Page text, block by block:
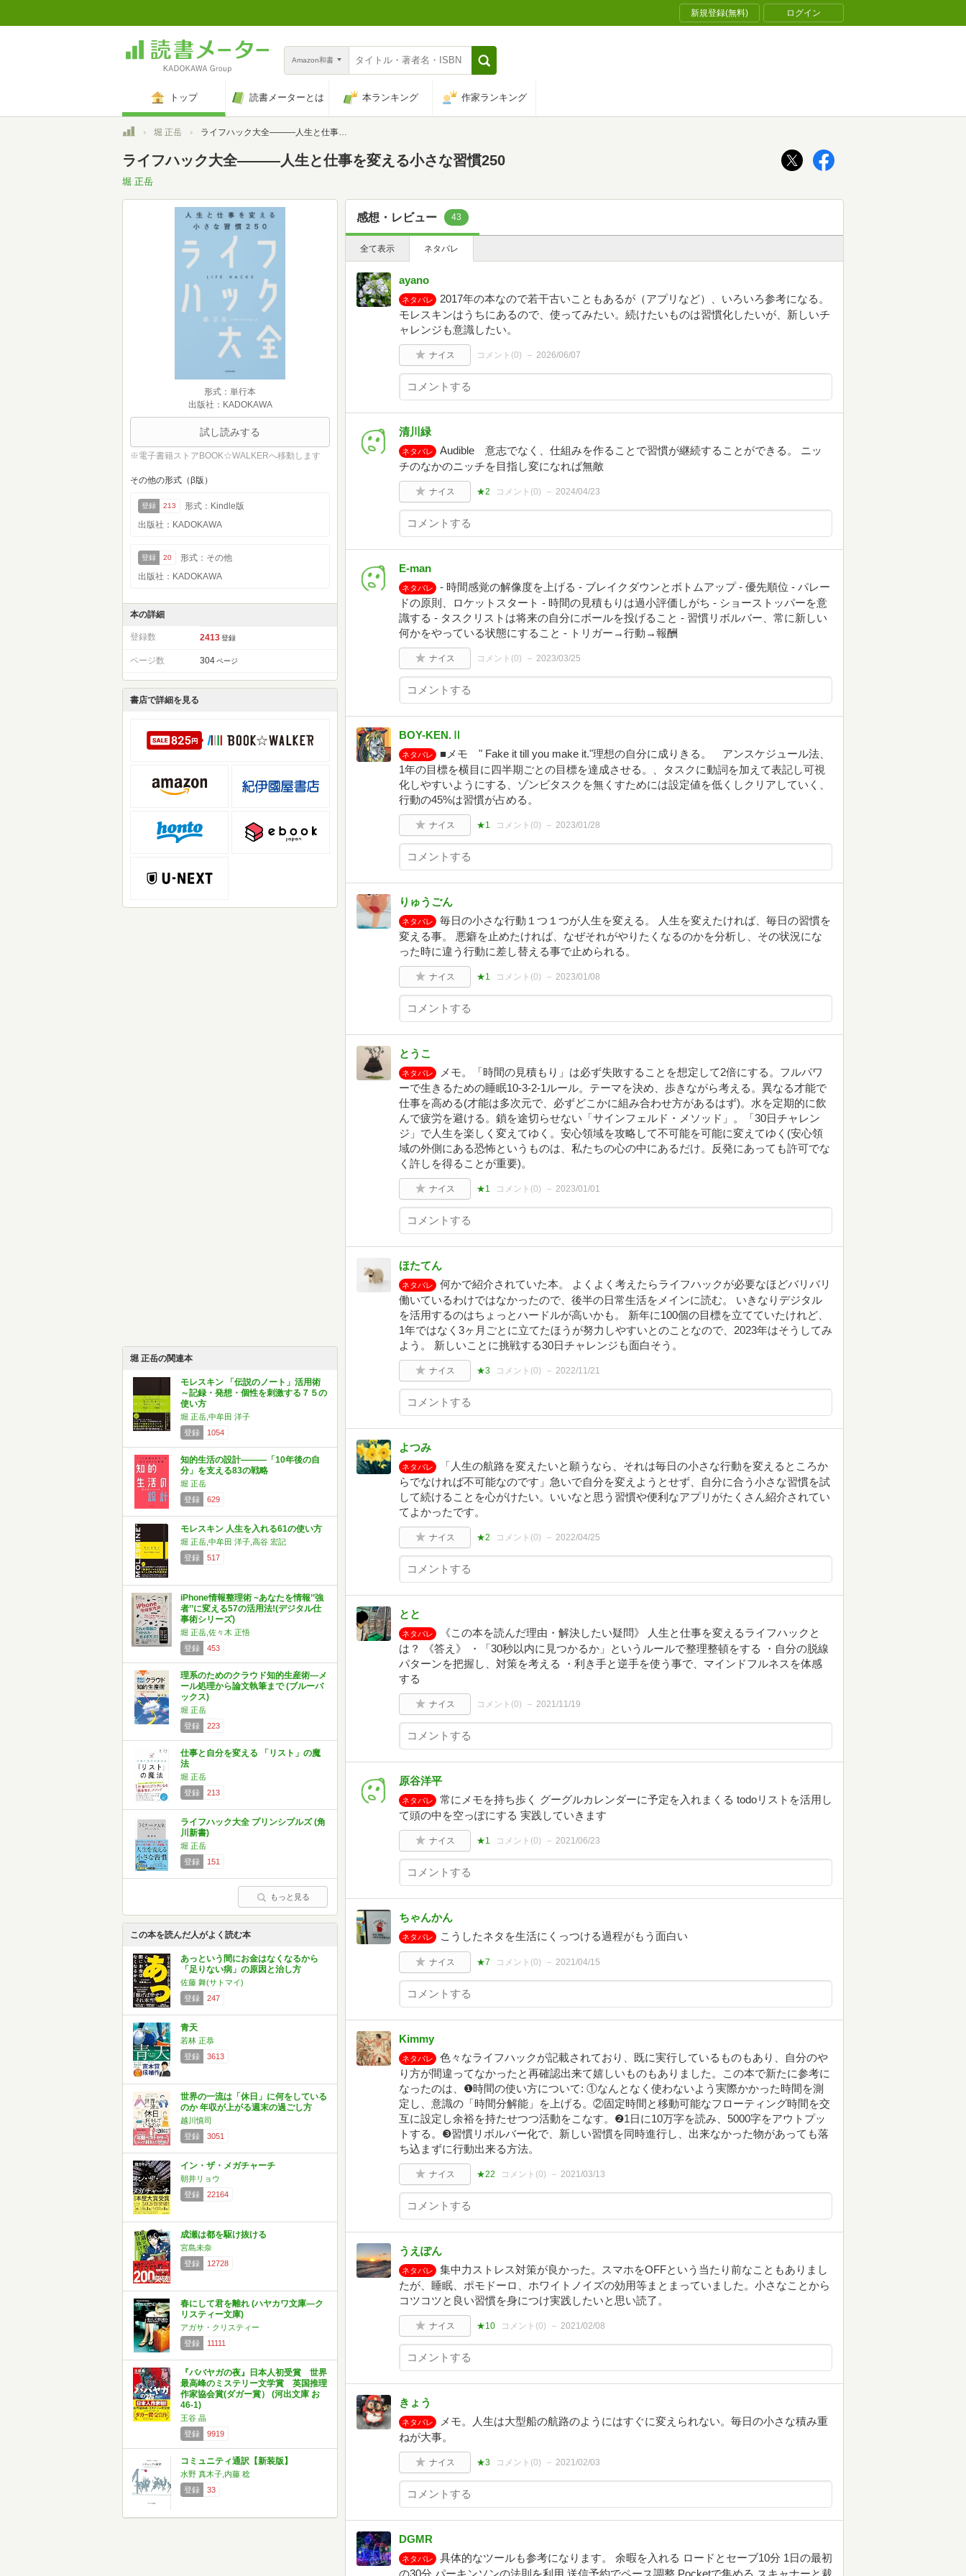
新規登録(無料) ログイン
Amazon和書
トップ 読書メーターとは 本ランキング 作家ランキング
トップ堀 正岳 ライフハック大全―――人生と仕事を変える小さな習慣250
ライフハック大全―――人生と仕事を変える小さな習慣250
堀 正岳
形式：単行本
出版社：KADOKAWA
試し読みする
※電子書籍ストアBOOK☆WALKERへ移動します
その他の形式（β版）
登録 213
形式：Kindle版
出版社：KADOKAWA
登録 20
形式：その他
出版社：KADOKAWA
本の詳細
登録数 2413 登録
ページ数 304 ページ
書店で詳細を見る
堀 正岳の関連本
モレスキン 「伝説のノート」活用術
～記録・発想・個性を刺激する７５の
使い方
堀 正岳,中牟田 洋子
登録
1054
知的生活の設計―――「10年後の自
分」を支える83の戦略
堀 正岳
登録
629
モレスキン 人生を入れる61の使い方
堀 正岳,中牟田 洋子,高谷 宏記
登録
517
iPhone情報整理術 ~あなたを情報’’強
者’’に変える57の活用法!(デジタル仕
事術シリーズ)
堀 正岳,佐々木 正悟
登録
453
理系のためのクラウド知的生産術―メ
ール処理から論文執筆まで (ブルーバ
ックス)
堀 正岳
登録
223
仕事と自分を変える 「リスト」の魔
法
堀 正岳
登録
213
ライフハック大全 プリンシプルズ (角
川新書)
堀 正岳
登録
151
もっと見る
この本を読んだ人がよく読む本
あっという間にお金はなくなるから
「足りない病」の原因と治し方
佐藤 舞(サトマイ)
登録
247
青天
若林 正恭
登録
3613
世界の一流は「休日」に何をしている
のか 年収が上がる週末の過ごし方
越川慎司
登録
3051
イン・ザ・メガチャーチ
朝井リョウ
登録
22164
成瀬は都を駆け抜ける
宮島未奈
登録
12728
春にして君を離れ (ハヤカワ文庫―ク
リスティー文庫)
アガサ・クリスティー
登録
11111
『ババヤガの夜』日本人初受賞 世界
最高峰のミステリー文学賞 英国推理
作家協会賞(ダガー賞） (河出文庫 お
46-1)
王谷 晶
登録
9919
コミュニティ通訳【新装版】
水野 真木子,内藤 稔
登録
33
感想・レビュー 43
全て表示 ネタバレ
ayano
ネタバレ
2017年の本なので若干古いこともあるが（アプリなど）、いろいろ参考になる。
モレスキンはうちにあるので、使ってみたい。続けたいものは習慣化したいが、新しいチ
ャレンジも意識したい。
ナイス コメント(0) 2026/06/07
清川緑
ネタバレ
Audible 意志でなく、仕組みを作ることで習慣が継続することができる。 ニッ
チのなかのニッチを目指し変になれば無敵
ナイス ★2 コメント(0) 2024/04/23
E-man
ネタバレ
- 時間感覚の解像度を上げる - ブレイクダウンとボトムアップ - 優先順位 - パレー
ドの原則、ロケットスタート - 時間の見積もりは過小評価しがち - ショーストッパーを意
識する - タスクリストは将来の自分にボールを投げること - 習慣リボルバー、常に新しい
何かをやっている状態にすること - トリガー→行動→報酬
ナイス コメント(0) 2023/03/25
BOY-KEN.Ⅱ
ネタバレ
■メモ " Fake it till you make it."理想の自分に成りきる。 アンスケジュール法、
1年の目標を横目に四半期ごとの目標を達成させる。、タスクに動詞を加えて表記し可視
化しやすいようにする、ゾンビタスクを無くすためには設定値を低くしクリアしていく、
行動の45%は習慣が占める。
ナイス ★1 コメント(0) 2023/01/28
りゅうごん
ネタバレ
毎日の小さな行動１つ１つが人生を変える。 人生を変えたければ、毎日の習慣を
変える事。 悪癖を止めたければ、なぜそれがやりたくなるのかを分析し、その状況にな
った時に違う行動に差し替える事で止められる。
ナイス ★1 コメント(0) 2023/01/08
とうこ
ネタバレ
メモ。「時間の見積もり」は必ず失敗することを想定して2倍にする。フルパワ
ーで生きるための睡眠10-3-2-1ルール。テーマを決め、歩きながら考える。異なる才能で
仕事を高める(才能は多次元で、必ずどこかに組み合わせ方があるはず)。水を定期的に飲
んで疲労を避ける。鎖を途切らせない「サインフェルド・メソッド」。「30日チャレン
ジ」で人生を楽しく変えてゆく。安心領域を攻略して不可能を可能に変えてゆく(安心領
域の外側にある恐怖というものは、私たちの心の中にあるだけ。反発にあっても許可でな
く許しを得ることが重要)。
ナイス ★1 コメント(0) 2023/01/01
ほたてん
ネタバレ
何かで紹介されていた本。 よくよく考えたらライフハックが必要なほどバリバリ
働いているわけではなかったので、後半の日常生活をメインに読む。 いきなりデジタル
を活用するのはちょっとハードルが高いかも。 新年に100個の目標を立てていたけれど、
1年ではなく3ヶ月ごとに立てたほうが努力しやすいとのことなので、2023年はそうしてみ
よう。 新しいことに挑戦する30日チャレンジも面白そう。
ナイス ★3 コメント(0) 2022/11/21
よつみ
ネタバレ
「人生の航路を変えたいと願うなら、それは毎日の小さな行動を変えるところか
らでなければ不可能なのです」急いで自分を変えようとせず、自分に合う小さな習慣を試
して続けることを心がけたい。いいなと思う習慣や便利なアプリがたくさん紹介されてい
てよかったです。
ナイス ★2 コメント(0) 2022/04/25
とと
ネタバレ
《この本を読んだ理由・解決したい疑問》 人生と仕事を変えるライフハックと
は？ 《答え》 ・「30秒以内に見つかるか」というルールで整理整頓をする ・自分の脱線
パターンを把握し、対策を考える ・利き手と逆手を使う事で、マインドフルネスを体感
する
ナイス コメント(0) 2021/11/19
原谷洋平
ネタバレ
常にメモを持ち歩く グーグルカレンダーに予定を入れまくる todoリストを活用し
て頭の中を空っぽにする 実践していきます
ナイス ★1 コメント(0) 2021/06/23
ちゃんかん
ネタバレ こうしたネタを生活にくっつける過程がもう面白い
ナイス ★7 コメント(0) 2021/04/15
Kimmy
ネタバレ
色々なライフハックが記載されており、既に実行しているものもあり、自分のや
り方が間違ってなかったと再確認出来て嬉しいものもありました。この本で新たに参考に
なったのは、❶時間の使い方について: ①なんとなく使わないよう実際かかった時間を測
定し、意識の「時間分解能」を上げる。②固定時間と移動可能なフローティング時間を交
互に設定し余裕を持たせつつ活動をこなす。❷1日に10万字を読み、5000字をアウトプッ
トする。❸習慣リボルバー化で、新しい習慣を同時進行し、出来なかった物があっても落
ち込まずに行動出来る方法。
ナイス ★22 コメント(0) 2021/03/13
うえぽん
ネタバレ
集中力ストレス対策が良かった。スマホをOFFという当たり前なこともありまし
たが、睡眠、ポモドーロ、ホワイトノイズの効用等まとまっていました。小さなことから
コツコツと良い習慣を身につけ実践したいと思い読了。
ナイス ★10 コメント(0) 2021/02/08
きょう
ネタバレ
メモ。人生は大型船の航路のようにはすぐに変えられない。毎日の小さな積み重
ねが大事。
ナイス ★3 コメント(0) 2021/02/03
DGMR
ネタバレ
具体的なツールも参考になります。 余暇を入れる ロードとセーブ10分 1日の最初
の30分 パーキンソンの法則を利用 送信予約でペース調整 Pocketで集める スキャナーと裁